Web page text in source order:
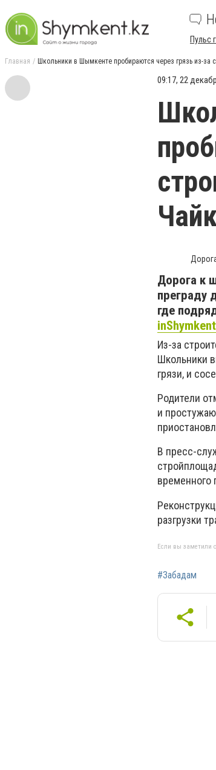
Пульс
Главная Школьники в Шымкенте пробираются через грязь из-за
09:17, 22
Дорога к
преграду
где
Из-за
Школьники
грязи, и
Родители
и
В пресс-
временного
разгрузки
Если вы заметили
#Забадам